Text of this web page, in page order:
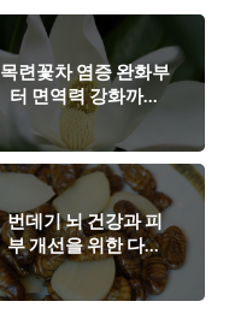
목련꽃차 염증 완화부
터 면역력 강화까지
다양한 효과를 지닌
자연의 선물
번데기 뇌 건강과 피
부 개선을 위한 다재
다능한 식재료